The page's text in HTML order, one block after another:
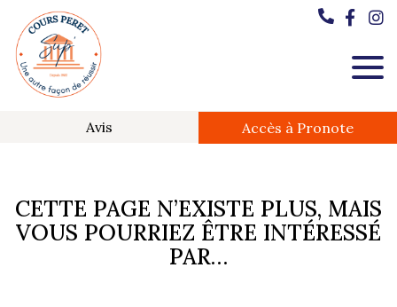
Avis Accès à Pronote
CETTE PAGE N’EXISTE PLUS, MAIS
VOUS POURRIEZ ÊTRE INTÉRESSÉ
PAR…